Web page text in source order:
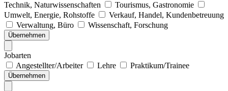
Technik, Naturwissenschaften
Tourismus, Gastronomie
Umwelt, Energie, Rohstoffe
Verkauf, Handel, Kundenbetreuung
Verwaltung, Büro
Wissenschaft, Forschung
Übernehmen
Jobarten
Angestellter/Arbeiter
Lehre Praktikum/Trainee
Übernehmen